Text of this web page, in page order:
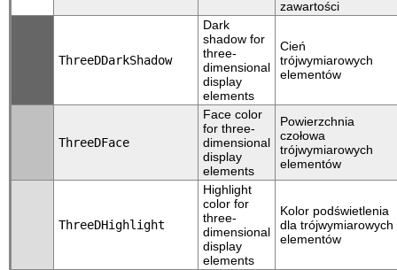
zawartości
ThreeDDarkShadow
Dark
shadow for
three-
dimensional
display
elements
Cień
trójwymiarowych
elementów
ThreeDFace
Face color
for three-
dimensional
display
elements
Powierzchnia
czołowa
trójwymiarowych
elementów
ThreeDHighlight
Highlight
color for
three-
dimensional
display
elements
Kolor podświetlenia
dla trójwymiarowych
elementów